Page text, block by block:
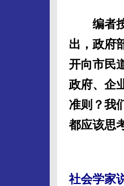
编者按
出，政府
开向市民
政府、企
准则？我
都应该思
社会学家